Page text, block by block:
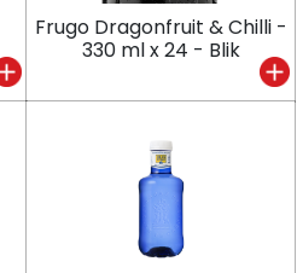
Frugo Dragonfruit & Chilli -
330 ml x 24 - Blik